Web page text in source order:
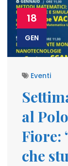
18
GEN
Eventi
al
Fiore:
che